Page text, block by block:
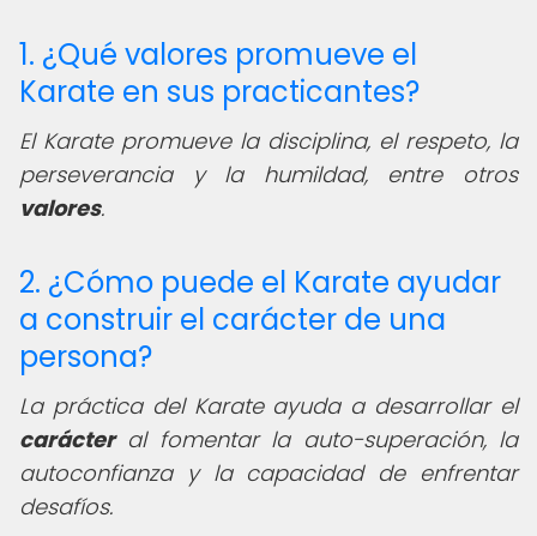
1. ¿Qué valores promueve el
Karate en sus practicantes?
El Karate promueve la disciplina, el respeto, la
perseverancia y la humildad, entre otros
valores.
2. ¿Cómo puede el Karate ayudar
a construir el carácter de una
persona?
La práctica del Karate ayuda a desarrollar el
carácteral fomentar la auto-superación, la
autoconfianza y la capacidad de enfrentar
desafíos.